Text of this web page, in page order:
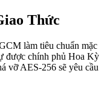
Thức
làm tiêu chuẩn mặc
được chính phủ Hoa Kỳ
vỡ AES-256 sẽ yêu cầu